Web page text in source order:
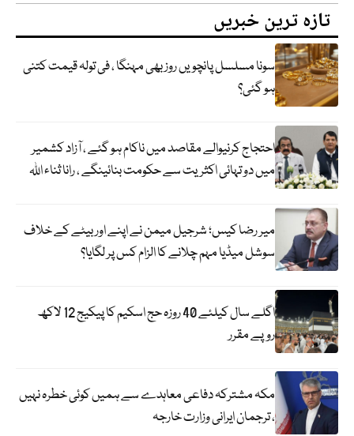
تازہ ترین خبریں
سونا مسلسل پانچویں روز بھی مہنگا ، فی تولہ قیمت کتنی
ہو گئی؟
احتجاج کرنیوالے مقاصد میں ناکام ہو گئے ، آزاد کشمیر
میں دو تہائی اکثریت سے حکومت بنائینگے ، رانا ثناء اللہ
میر رضا کیس؛ شرجیل میمن نے اپنے اور بیٹے کے خلاف
سوشل میڈیا مہم چلانے کا الزام کس پر لگایا؟
اگلے سال کیلئے 40 روزہ حج اسکیم کا پیکیج 12 لاکھ
روپے مقرر
مکہ مشترکہ دفاعی معاہدے سے ہمیں کوئی خطرہ نہیں
، ترجمان ایرانی وزارت خارجہ